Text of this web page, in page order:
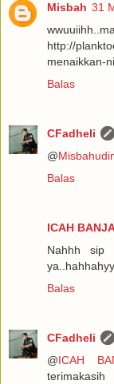
Misbah 31
http://
menaikkan-
Balas
CFadheli
@
Balas
ICAH
Nahhh sip
ya..hahhahyy
Balas
CFadheli
@ICAH
terimakasih